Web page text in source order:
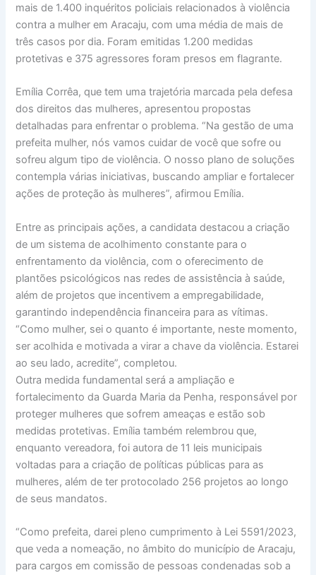
mais de 1.400 inquéritos policiais relacionados à violência
contra a mulher em Aracaju, com uma média de mais de
três casos por dia. Foram emitidas 1.200 medidas
protetivas e 375 agressores foram presos em flagrante.
Emília Corrêa, que tem uma trajetória marcada pela defesa
dos direitos das mulheres, apresentou propostas
detalhadas para enfrentar o problema. “Na gestão de uma
prefeita mulher, nós vamos cuidar de você que sofre ou
sofreu algum tipo de violência. O nosso plano de soluções
contempla várias iniciativas, buscando ampliar e fortalecer
ações de proteção às mulheres”, afirmou Emília.
Entre as principais ações, a candidata destacou a criação
de um sistema de acolhimento constante para o
enfrentamento da violência, com o oferecimento de
plantões psicológicos nas redes de assistência à saúde,
além de projetos que incentivem a empregabilidade,
garantindo independência financeira para as vítimas.
“Como mulher, sei o quanto é importante, neste momento,
ser acolhida e motivada a virar a chave da violência. Estarei
ao seu lado, acredite”, completou.
Outra medida fundamental será a ampliação e
fortalecimento da Guarda Maria da Penha, responsável por
proteger mulheres que sofrem ameaças e estão sob
medidas protetivas. Emília também relembrou que,
enquanto vereadora, foi autora de 11 leis municipais
voltadas para a criação de políticas públicas para as
mulheres, além de ter protocolado 256 projetos ao longo
de seus mandatos.
“Como prefeita, darei pleno cumprimento à Lei 5591/2023,
que veda a nomeação, no âmbito do município de Aracaju,
para cargos em comissão de pessoas condenadas sob a